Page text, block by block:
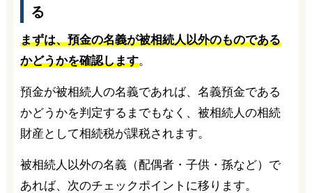
る
まずは、預金の名義が被相続人以外のものである
かどうかを確認します。
預金が被相続人の名義であれば、名義預金である
かどうかを判定するまでもなく、被相続人の相続
財産として相続税が課税されます。
被相続人以外の名義（配偶者・子供・孫など）で
あれば、次のチェックポイントに移ります。